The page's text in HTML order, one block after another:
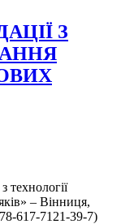
З
технології
– Вінниця,
617-7121-39-7)